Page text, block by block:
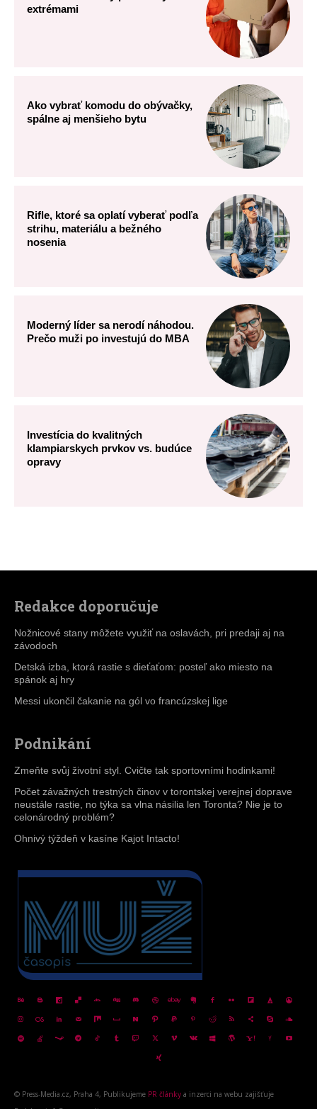
Redakce doporučuje
Nožnicové stany môžete využiť na oslavách, pri predaji aj na
závodoch
Detská izba, ktorá rastie s dieťaťom: posteľ ako miesto na
spánok aj hry
Messi ukončil čakanie na gól vo francúzskej lige
Podnikání
Zmeňte svůj životní styl. Cvičte tak sportovními hodinkami!
Počet závažných trestných činov v torontskej verejnej doprave
neustále rastie, no týka sa vlna násilia len Toronta? Nie je to
celonárodný problém?
Ohnivý týždeň v kasíne Kajot Intacto!
© Press-Media.cz, Praha 4, Publikujeme PR články a inzerci na webu zajišťuje